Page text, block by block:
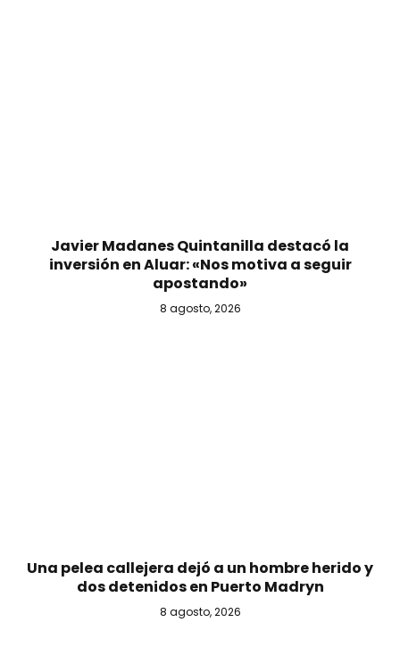
Javier Madanes Quintanilla destacó la
inversión en Aluar: «Nos motiva a seguir
apostando»
8 agosto, 2026
Una pelea callejera dejó a un hombre herido y
dos detenidos en Puerto Madryn
8 agosto, 2026